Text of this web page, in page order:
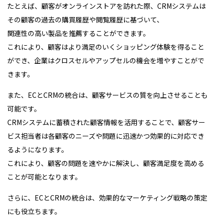
たとえば、顧客がオンラインストアを訪れた際、CRMシステムは
その顧客の過去の購買履歴や閲覧履歴に基づいて、
関連性の高い製品を推薦することができます。
これにより、顧客はより満足のいくショッピング体験を得ること
ができ、企業はクロスセルやアップセルの機会を増やすことがで
きます。
また、ECとCRMの統合は、顧客サービスの質を向上させることも
可能です。
CRMシステムに蓄積された顧客情報を活用することで、顧客サー
ビス担当者は各顧客のニーズや問題に迅速かつ効果的に対応でき
るようになります。
これにより、顧客の問題を速やかに解決し、顧客満足度を高める
ことが可能となります。
さらに、ECとCRMの統合は、効果的なマーケティング戦略の策定
にも役立ちます。